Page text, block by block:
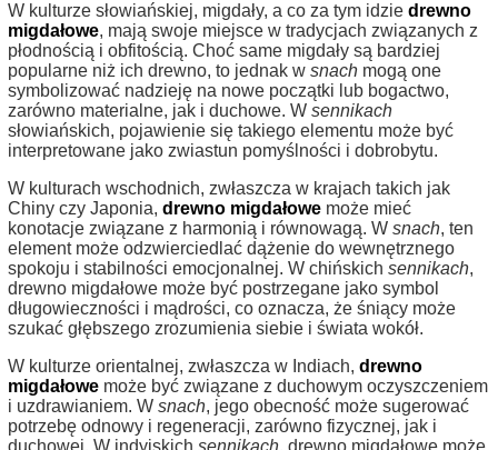
W kulturze słowiańskiej, migdały, a co za tym idzie drewno
migdałowe, mają swoje miejsce w tradycjach związanych z
płodnością i obfitością. Choć same migdały są bardziej
popularne niż ich drewno, to jednak w snach mogą one
symbolizować nadzieję na nowe początki lub bogactwo,
zarówno materialne, jak i duchowe. W sennikach
słowiańskich, pojawienie się takiego elementu może być
interpretowane jako zwiastun pomyślności i dobrobytu.
W kulturach wschodnich, zwłaszcza w krajach takich jak
Chiny czy Japonia, drewno migdałowe może mieć
konotacje związane z harmonią i równowagą. W snach, ten
element może odzwierciedlać dążenie do wewnętrznego
spokoju i stabilności emocjonalnej. W chińskich sennikach,
drewno migdałowe może być postrzegane jako symbol
długowieczności i mądrości, co oznacza, że śniący może
szukać głębszego zrozumienia siebie i świata wokół.
W kulturze orientalnej, zwłaszcza w Indiach, drewno
migdałowe może być związane z duchowym oczyszczeniem
i uzdrawianiem. W snach, jego obecność może sugerować
potrzebę odnowy i regeneracji, zarówno fizycznej, jak i